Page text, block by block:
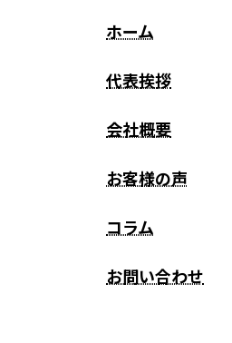
ホーム
代表挨拶
会社概要
お客様の声
コラム
お問い合わせ